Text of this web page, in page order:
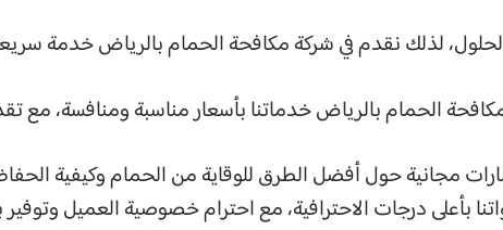
لذلك نقدم في شركة مكافحة الحمام بالرياض​ خدمة
الحمام بالرياض​ خدماتنا بأسعار مناسبة ومنافسة،
مجانية حول أفضل الطرق للوقاية من الحمام وكيفية
بأعلى درجات الاحترافية، مع احترام خصوصية العميل